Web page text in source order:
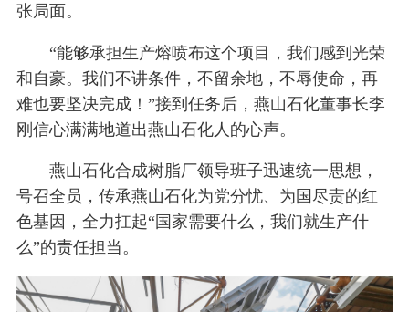
张局面。
“能够承担生产熔喷布这个项目，我们感到光荣
和自豪。我们不讲条件，不留余地，不辱使命，再
难也要坚决完成！”接到任务后，燕山石化董事长李
刚信心满满地道出燕山石化人的心声。
燕山石化合成树脂厂领导班子迅速统一思想，
号召全员，传承燕山石化为党分忧、为国尽责的红
色基因，全力扛起“国家需要什么，我们就生产什
么”的责任担当。